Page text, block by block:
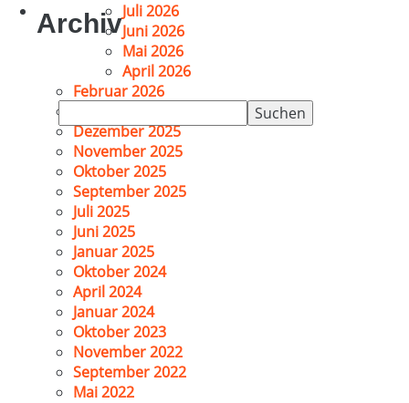
Suchen
nach:
ArchivJuli 2026
Juni 2026
Mai 2026
April 2026
Februar 2026
Dezember 2025
November 2025
Oktober 2025
September 2025
Juli 2025
Juni 2025
Januar 2025
Oktober 2024
April 2024
Januar 2024
Oktober 2023
November 2022
September 2022
Mai 2022